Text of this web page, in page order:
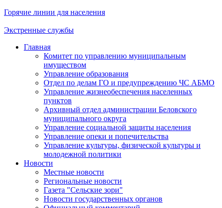
Горячие линии для населения
Экстренные службы
Главная
Комитет по управлению муниципальным
имуществом
Управление образования
Отдел по делам ГО и предупреждению ЧС АБМО
Управление жизнеобеспечения населенных
пунктов
Архивный отдел администрации Беловского
муниципального округа
Управление социальной защиты населения
Управление опеки и попечительства
Управление культуры, физической культуры и
молодежной политики
Новости
Местные новости
Региональные новости
Газета "Сельские зори"
Новости государственных органов